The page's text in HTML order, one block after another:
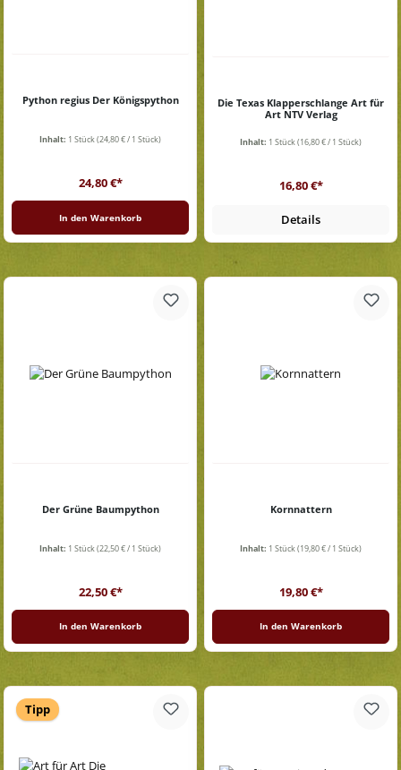
Python regius Der Königspython
Inhalt: 1 Stück(24,80 € / 1 Stück)
Regulärer Preis:
24,80 €*
In den Warenkorb
Die Texas Klapperschlange Art für
Art NTV Verlag
Inhalt: 1 Stück(16,80 € / 1 Stück)
Regulärer Preis:
16,80 €*
Details
Der Grüne Baumpython
Inhalt: 1 Stück(22,50 € / 1 Stück)
Regulärer Preis:
22,50 €*
In den Warenkorb
Kornnattern
Inhalt: 1 Stück(19,80 € / 1 Stück)
Regulärer Preis:
19,80 €*
In den Warenkorb
Tipp